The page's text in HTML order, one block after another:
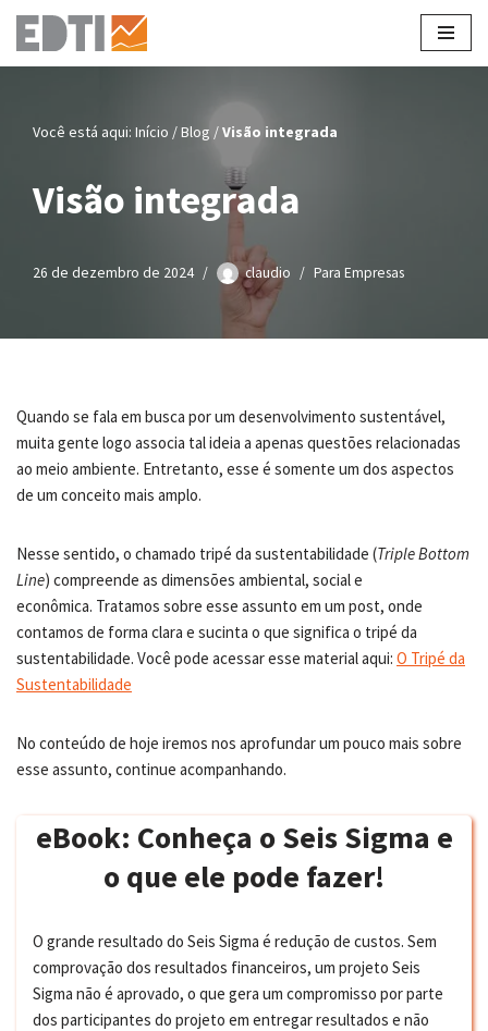
Pular
conteúdo
Você está aqui: Início /Blog /Visão integrada
Visão integrada
26 de dezembro de 2024 claudio Para Empresas
Quando se fala em busca por um desenvolvimento sustentável,
muita gente logo associa tal ideia a apenas questões relacionadas
ao meio ambiente. Entretanto, esse é somente um dos aspectos
de um conceito mais amplo.
Nesse sentido, o chamado tripé da sustentabilidade (Triple Bottom
Line) compreende as dimensões ambiental, social e
econômica. Tratamos sobre esse assunto em um post, onde
contamos de forma clara e sucinta o que significa o tripé da
sustentabilidade. Você pode acessar esse material aqui: O Tripé da
Sustentabilidade
No conteúdo de hoje iremos nos aprofundar um pouco mais sobre
esse assunto, continue acompanhando.
eBook: Conheça o Seis Sigma e
o que ele pode fazer!
O grande resultado do Seis Sigma é redução de custos. Sem
comprovação dos resultados financeiros, um projeto Seis
Sigma não é aprovado, o que gera um compromisso por parte
dos participantes do projeto em entregar resultados e não